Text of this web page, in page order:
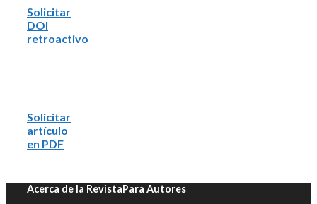
Solicitar
DOI
retroactivo
Solicitar
artículo
en PDF
Acerca de la RevistaPara Autores